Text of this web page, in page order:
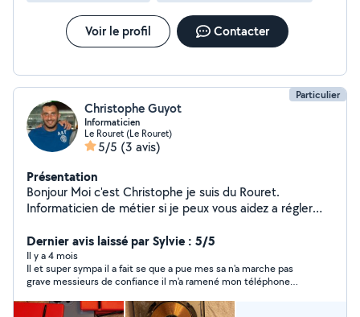
Voir le profil Contacter
Particulier
Christophe Guyot
Informaticien
Le Rouret (Le Rouret)
5/5 (3 avis)
Présentation
Bonjour Moi c'est Christophe je suis du Rouret.
Informaticien de métier si je peux vous aidez a régler
contacter.
Dernier avis laissé par Sylvie : 5/5
Il y a 4 mois
Il et super sympa il a fait se que a pue mes sa n'a marche pas
grave messieurs de confiance il m'a ramené mon téléphone
personne appréciable 20 sur 20